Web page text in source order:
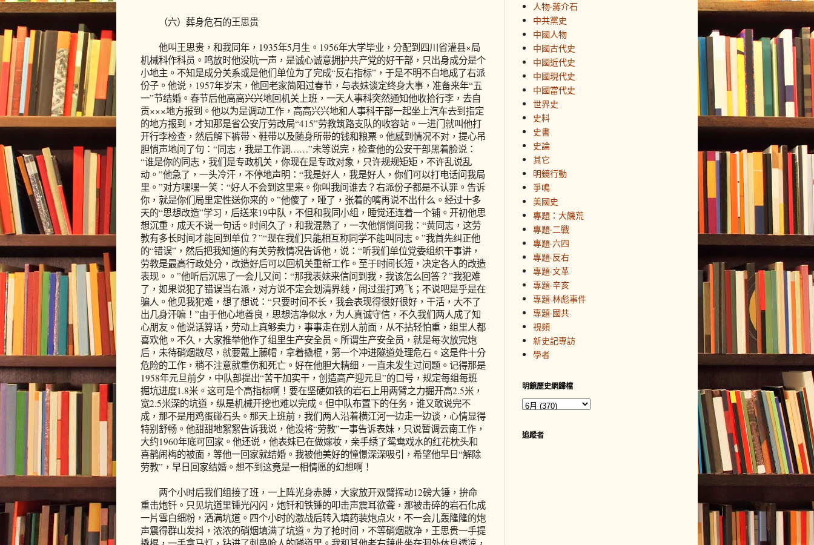
（六）葬身危石的王思贵
他叫王思贵，和我同年，1935年5月生。1956年大学毕业，分配到四川省灌县×局
机械科作科员。鸣放时他没吭一声，是诚心诚意拥护共产党的好干部，只出身成分是个
小地主。不知是成分关系或是他们单位为了完成“反右指标”，于是不明不白地成了右派
份子。他说，1957年岁末，他回老家简阳过春节，与表妹谈定终身大事，准备来年“五
一”节结婚。春节后他高高兴兴地回机关上班，一天人事科突然通知他收拾行李，去自
贡×××地方报到。他以为是调动工作，高高兴兴地和人事科干部一起坐上汽车去到指定
的地方报到，才知那是省公安厅劳改局“415”劳教筑路支队的收容站。一进门就叫他打
开行李检查，然后解下裤带、鞋带以及随身所带的钱和粮票。他感到情况不对，提心吊
胆悄声地问了句：“同志，我是工作调……”未等说完，检查他的公安干部黑着脸说：
“谁是你的同志，我们是专政机关，你现在是专政对象，只许规规矩矩，不许乱说乱
动。”他急了，一头冷汗，不停地声明：“我是好人，我是好人，你们可以打电话问我局
里。”对方嘿嘿一笑：“好人不会到这里来。你叫我问谁去？右派份子都是不认罪。告诉
你，就是你们局里定性送你来的。”他傻了，哑了，张着的嘴再说不出什么。经过十多
天的“思想改造”学习，后送来19中队，不但和我同小组，睡觉还连着一个铺。开初他思
想沉重，成天不说一句话。时间久了，和我混熟了，一次他悄悄问我：“黄同志，这劳
教有多长时间才能回到单位？”“现在我们只能相互称同学不能叫同志。”我首先纠正他
的“错误”，然后把我知道的有关劳教情况告诉他，说：“听我们单位党委组织干事讲，
劳教是最高行政处分，改造好后可以回机关重新工作。至于时间长短，决定各人的改造
表现。。”他听后沉思了一会儿又问：“那我表妹来信问到我，我该怎么回答？”我犯难
了，如果说犯了错误当右派，对方说不定会划清界线，闹过蛋打鸡飞；不说吧是乎是在
骗人。他见我犯难，想了想说：“只要时间不长，我会表现得很好很好，干活，大不了
出几身汗嘛！”由于他心地善良，思想洁净似水，为人真诚守信，不久我们两人成了知
心朋友。他说话算话，劳动上真够卖力，事事走在别人前面，从不拈轻怕重，组里人都
喜欢他。不久，大家推举他作了组里生产安全员。所谓生产安全员，就是每次放完炮
后，未待硝烟散尽，就要戴上藤帽，拿着撬棍，第一个冲进隧道处理危石。这是件十分
危险的工作，稍不注意就重伤和死亡。好在他胆大精细，一直未发生过问题。记得那是
1958年元旦前夕，中队部提出“苦干加实干，创造高产迎元旦”的口号，规定每组每班
掘坑进度1.8米。这可是个高指标啊！要在坚硬如铁的岩石上用两臂之力掘开高2.5米，
宽2.5米深的坑道，纵是机械开挖也难以完成。但中队布置下的任务，谁又敢说完不
成，那不是用鸡蛋碰石头。那天上班前，我们两人沿着横江河一边走一边谈，心情显得
特别舒畅。他甜甜地絮絮告诉我说，他没将“劳教”一事告诉表妹，只说暂调云南工作，
大约1960年底可回家。他还说，他表妹已在做嫁妆，亲手绣了鸳鸯戏水的红花枕头和
喜鹊闹梅的被面，等他一回家就结婚。我被他美好的憧憬深深吸引，希望他早日“解除
劳教”，早日回家结婚。想不到这竟是一相情愿的幻想啊！
两个小时后我们组接了班，一上阵光身赤膊，大家放开双臂挥动12磅大锤，拚命
重击炮钎。只见坑道里锤光闪闪，炮钎和铁锤的叩击声震耳欲聋，那被击碎的岩石化成
一片雪白细粉，洒满坑道。四个小时的激战后转入填药装炮点火，不一会儿轰隆隆的炮
声震得群山发抖，浓浓的硝烟填满了坑道。为了抢时间，不等硝烟散净，王思贵一手提
人物·蔣介石
中共黨史
中國人物
中國古代史
中國近代史
中國現代史
中國當代史
世界史
史料
史書
史論
其它
明鏡行動
爭鳴
美國史
專題：大饑荒
專題·二戰
專題·六四
專題·反右
專題·文革
專題·辛亥
專題·林彪事件
專題·國共
視頻
新史記專訪
學者
明鏡歷史網歸檔
追蹤者